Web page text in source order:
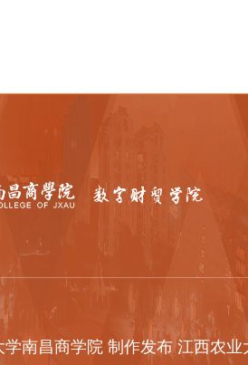
南昌商学院 制作发布 江西农